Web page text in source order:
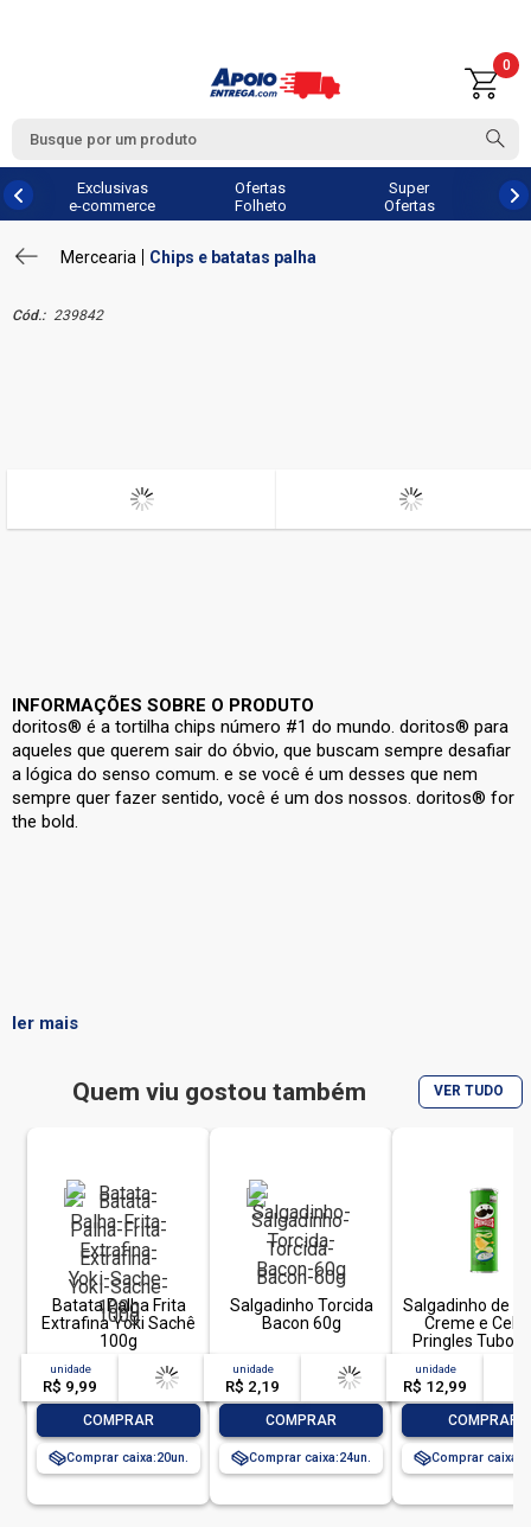
0
Exclusivas
e-commerce
Ofertas
Folheto
Super
Ofertas
Mercearia Chips e batatas palha
Cód.: 239842
INFORMAÇÕES SOBRE O PRODUTO
doritos® é a tortilha chips número #1 do mundo. doritos® para
aqueles que querem sair do óbvio, que buscam sempre desafiar
a lógica do senso comum. e se você é um desses que nem
sempre quer fazer sentido, você é um dos nossos. doritos® for
the bold.
ler mais
Quem viu gostou também VER TUDO
Batata Palha Frita
Extrafina Yoki Sachê
100g
unidade
R$ 9,99
acima de
-- --,--un.
COMPRAR
Comprar caixa:20
Salgadinho Torcida
Bacon 60g
unidade
R$ 2,19
acima de
-- --,--un.
COMPRAR
Comprar caixa:24
Salgadinho de
Creme e
Pringles Tubo
unidade
R$ 12,99
COMPRAR
Comprar caixa: